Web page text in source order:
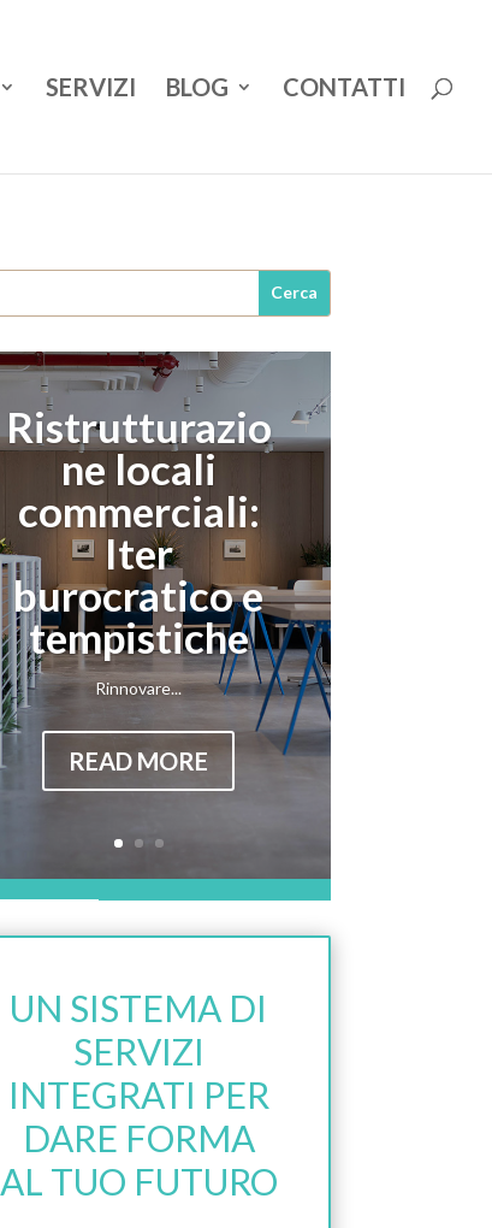
SERVIZI BLOG CONTATTI
Ristrutturazio
ne locali
commerciali:
Iter
burocratico e
tempistiche
Rinnovare...
READ MORE
UN SISTEMA DI
SERVIZI
INTEGRATI PER
DARE FORMA
AL TUO FUTURO